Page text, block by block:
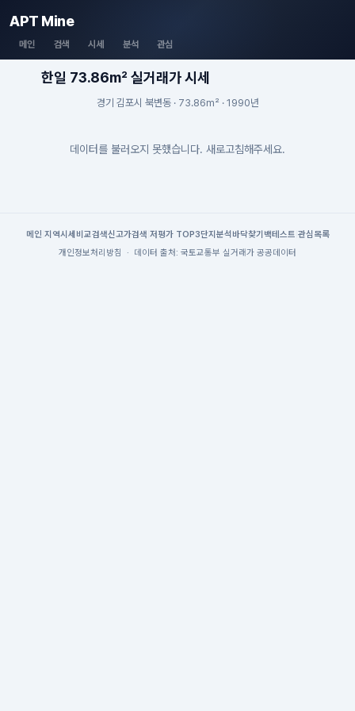
APT Mine
메인 검색 시세 분석 관심
한일 73.86m² 실거래가 시세
경기 김포시 북변동 · 73.86m² · 1990년
데이터를 불러오지 못했습니다. 새로고침해주세요.
메인| 지역시세 비교검색신고가검색 저평가 TOP3단지분석 바닥찾기 백테스트 관심목록
개인정보처리방침
· 데이터 출처: 국토교통부 실거래가 공공데이터